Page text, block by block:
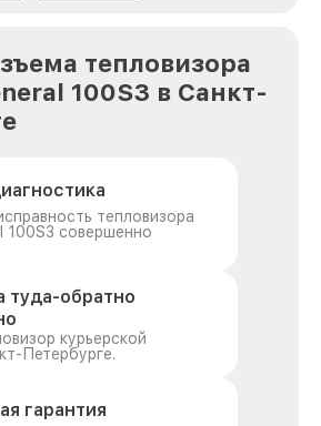
тепловизора
100S3 в Санкт-
тепловизора
100S3 совершенно
туда-обратно
курьерской
Петербурге.
гарантия